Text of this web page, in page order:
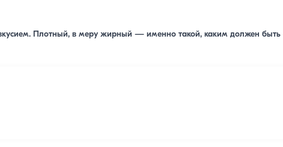
Плотный, в меру жирный — именно такой, каким должен быть